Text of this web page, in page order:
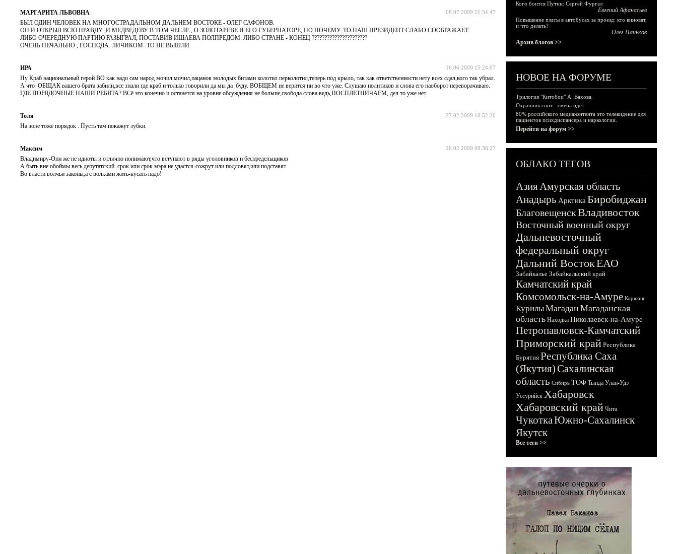
08.07.2009 21:34:47
МАРГАРИТА ЛЬВОВНА
БЫЛ ОДИН ЧЕЛОВЕК НА МНОГОСТРАДАЛЬНОМ ДАЛЬНЕМ ВОСТОКЕ - ОЛЕГ САФОНОВ.
ОН И ОТКРЫЛ ВСЮ ПРАВДУ ,И МЕДВЕДЕВУ В ТОМ ЧЕСЛЕ , О ЗОЛОТАРЕВЕ И ЕГО ГУБЕРНАТОРЕ, НО ПОЧЕМУ-ТО НАШ ПРЕЗИДЕНТ СЛАБО СООБРАЖАЕТ.
ЛИБО ОЧЕРЕДНУЮ ПАРТИЮ РАЗЫГРАЛ, ПОСТАВИВ ИШАЕВА ПОЛПРЕДОМ. ЛИБО СТРАНЕ - КОНЕЦ ??????????????????????
ОЧЕНЬ ПЕЧАЛЬНО , ГОСПОДА. ЛИЧИКОМ -ТО НЕ ВЫШЛИ.
16.06.2009 15:24:07
ИРА
Ну Краб национальный герой ВО как надо сам народ мочил мочил,пацанов молодых битами колотил перколотил,теперь под крыло, так как ответственности нету всех сдал,кого так убрал.
А что ОБЩАК вашего брата забили,все знали где краб и только говорили да мы да буду. ВОБЩЕМ не верится ни во что уже. Слушаю политиков и слова его наоборот переворачиваю.
ГДЕ ПОРЯДОЧНЫЕ НАШИ РЕБЯТА? ВСё это конечно и останется на уровне обсуждения не больше,свобода слова ведь,ПОСПЛЕТНИЧАЕМ, дел то уже нет.
27.02.2009 10:52:20
Толя
На зоне тоже порядок . Пусть там покажут зубки.
26.02.2009 08:38:27
Максим
Владимиру-Они же не идиоты и отлично понимают,что вступают в ряды уголовников и беспредельщиков
А быть вне обоймы весь депутатский срок или срок мэра не удастся-сожрут или подловят,или подставят
Во власти волчьи законы,а с волками жить-кусать надо!
Кого боится Путин: Сергей Фургал
Евгений Афанасьев
Повышение платы в автобусах за проезд: кто виноват,
и что делать?
Олег Паньков
Архив блогов >>
НОВОЕ НА ФОРУМЕ
Трилогия "Китобои" А. Вахова.
Охранник спит - смена идёт
80% российского медиаконтента это телевидение для
пациентов психдиспансера и наркологии.
Перейти на форум >>
ОБЛАКО ТЕГОВ
АзияАмурская область
Анадырь Арктика Биробиджан
БлаговещенскВладивосток
Восточный военный округ
Дальневосточный
федеральный округ
Дальний ВостокЕАО
Забайкалье Забайкальский край
Камчатский край
Комсомольск-на-Амуре Корякия
КурилыМагадан Магаданская
область Находка Николаевск-на-Амуре
Петропавловск-Камчатский
Приморский край Республика
Бурятия Республика Саха
(Якутия)Сахалинская
область Сибирь ТОФ Тында Улан-Удэ
Уссурийск Хабаровск
Хабаровский край Чита
ЧукоткаЮжно-Сахалинск
Якутск
Все теги >>